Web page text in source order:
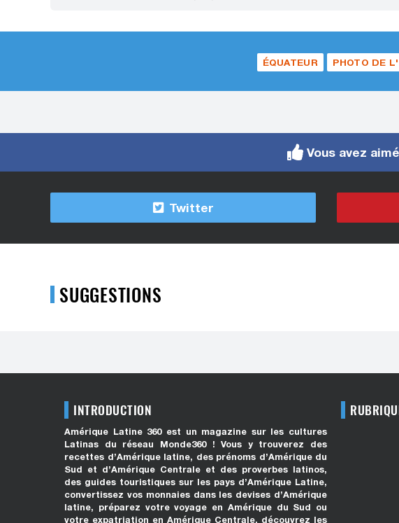
ÉQUATEUR PHOTO DE
Vous avez
Twitter
SUGGESTIONS
INTRODUCTION
Amérique Latine 360 est un magazine sur les cultures
Latinas du réseau Monde360 ! Vous y trouverez des
recettes d’Amérique latine, des prénoms d’Amérique du
Sud et d’Amérique Centrale et des proverbes latinos,
des guides touristiques sur les pays d’Amérique Latine,
convertissez vos monnaies dans les devises d’Amérique
latine, préparez votre voyage en Amérique du Sud ou
votre expatriation en Amérique Centrale, découvrez les